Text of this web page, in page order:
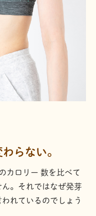
らない。
カロリー 数を比べて
。それではなぜ発芽
れているのでしょう